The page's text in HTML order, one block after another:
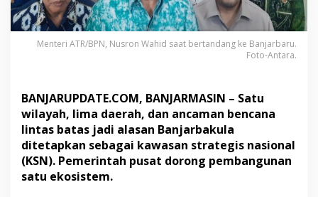
a
s
a
n
a
g
i
s
Menteri ATR/BPN, Nusron Wahid saat bertandang ke Banjarbaru.
Foto-Antara.
BANJARUPDATE.COM, BANJARMASIN – Satu
wilayah, lima daerah, dan ancaman bencana
lintas batas jadi alasan Banjarbakula
ditetapkan sebagai kawasan strategis nasional
(KSN). Pemerintah pusat dorong pembangunan
satu ekosistem.